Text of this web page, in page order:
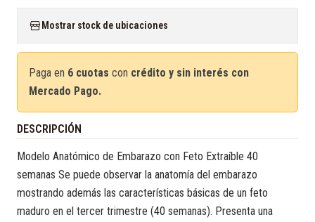
Mostrar stock de ubicaciones
Paga en 6 cuotas con crédito y sin interés con
Mercado Pago.
DESCRIPCIÓN
Modelo Anatómico de Embarazo con Feto Extraíble 40
semanas Se puede observar la anatomía del embarazo
mostrando además las características básicas de un feto
maduro en el tercer trimestre (40 semanas). Presenta una